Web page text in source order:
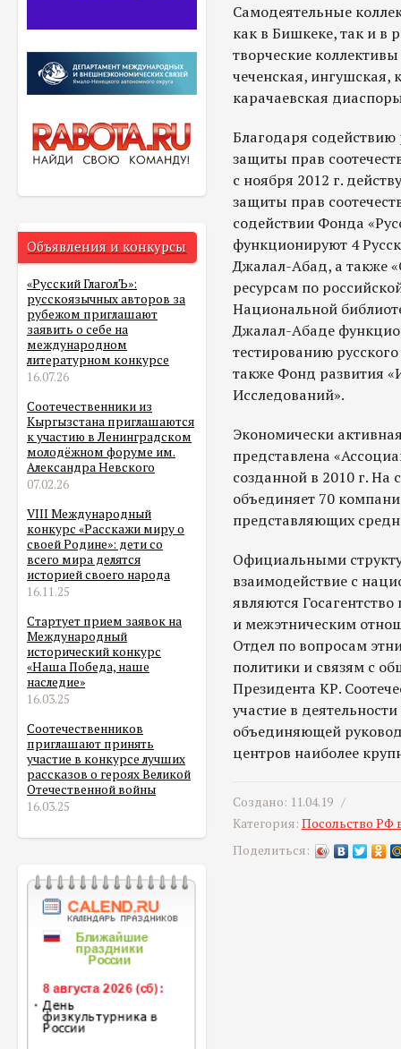
Объявления и конкурсы
«Русский ГлаголЪ»:
русскоязычных авторов за
рубежом приглашают
заявить о себе на
международном
литературном конкурсе
16.07.26
Соотечественники из
Кыргызстана приглашаются
к участию в Ленинградском
молодёжном форуме им.
Александра Невского
07.02.26
VIII Международный
конкурс «Расскажи миру о
своей Родине»: дети со
всего мира делятся
историей своего народа
16.11.25
Стартует прием заявок на
Международный
исторический конкурс
«Наша Победа, наше
наследие»
16.03.25
Соотечественников
приглашают принять
участие в конкурсе лучших
рассказов о героях Великой
Отечественной войны
16.03.25
Самодеятельные
как в Бишкеке, так и в
творческие
чеченская, ингушская,
карачаевская
Благодаря
защиты прав
с ноября 2012 г.
защиты прав
содействии Фонда
функционируют 4
Джалал-Абад, а также
ресурсам по
Национальной
Джалал-Абаде
тестированию
также Фонд развития
Исследований».
Экономически
представлена
созданной в 2010 г.
объединяет 70
представляющих
Официальными
взаимодействие с
являются
и межэтническим
Отдел по вопросам
политики и связям с
Президента КР.
участие в
объединяющей
центров наиболее
Создано: 11.04.19 /
Категория: Посольство РФ
Поделиться: